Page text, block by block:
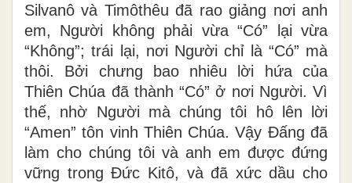
Silvanô và Timôthêu đã rao giảng nơi anh
em, Người không phải vừa “Có” lại vừa
“Không”; trái lại, nơi Người chỉ là “Có” mà
thôi. Bởi chưng bao nhiêu lời hứa của
Thiên Chúa đã thành “Có” ở nơi Người. Vì
thế, nhờ Người mà chúng tôi hô lên lời
“Amen” tôn vinh Thiên Chúa. Vậy Ðấng đã
làm cho chúng tôi và anh em được đứng
vững trong Ðức Kitô, và đã xức dầu cho